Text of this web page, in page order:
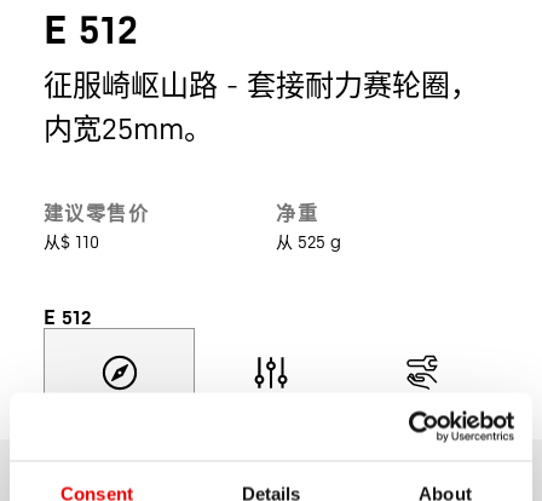
Consent Details About
E 512
征服崎岖山路 - 套接耐力赛轮圈，
内宽25mm。
建议零售价
从$ 110
净重
从 525 g
E 512
产品支持